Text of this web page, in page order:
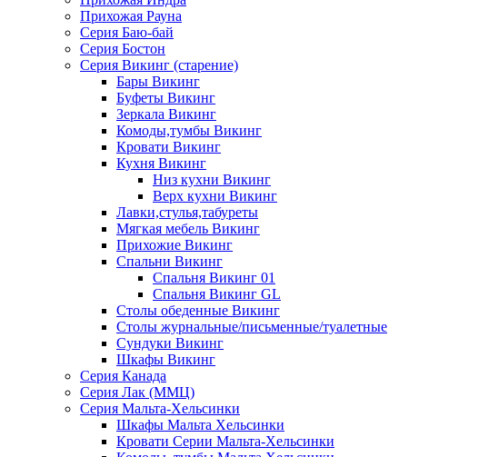
Прихожая Рауна
Серия Баю-бай
Серия Бостон
Серия Викинг (старение)
Бары Викинг
Буфеты Викинг
Зеркала Викинг
Комоды,тумбы Викинг
Кровати Викинг
Кухня Викинг
Низ кухни Викинг
Верх кухни Викинг
Лавки,стулья,табуреты
Мягкая мебель Викинг
Прихожие Викинг
Спальни Викинг
Спальня Викинг 01
Спальня Викинг GL
Столы обеденные Викинг
Столы журнальные/письменные/туалетные
Сундуки Викинг
Шкафы Викинг
Серия Канада
Серия Лак (ММЦ)
Серия Мальта-Хельсинки
Шкафы Мальта Хельсинки
Кровати Серии Мальта-Хельсинки